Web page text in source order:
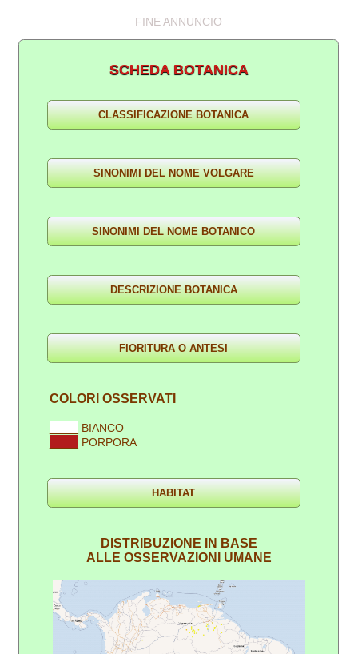
FINE ANNUNCIO
SCHEDA BOTANICA
COLORI OSSERVATI
BIANCO
PORPORA
DISTRIBUZIONE IN BASE
ALLE OSSERVAZIONI UMANE